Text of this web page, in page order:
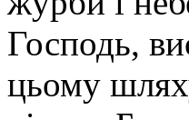
Господь,
цьому